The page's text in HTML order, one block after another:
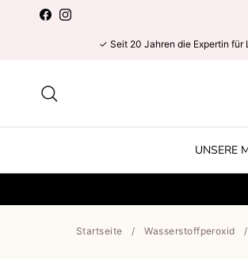
Direkt zum Inhalt
FacebookInstagram
✓ Seit 20 Jahren die Expertin für
UNSERE
Startseite / Wasserstoffperoxid /